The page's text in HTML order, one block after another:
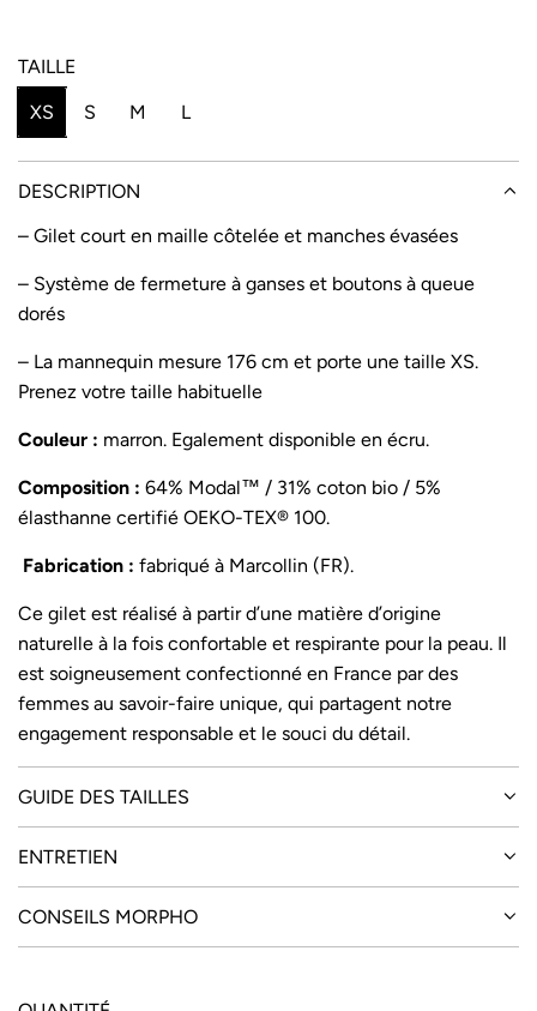
i
e
n
s
o
l
d
e
i
r
é
g
u
l
i
e
r
TAILLE
XS
S M L
DESCRIPTION
– Gilet court en maille côtelée et manches évasées
– Système de fermeture à ganses et boutons à queue
dorés
– La mannequin mesure 176 cm et porte une taille XS.
Prenez votre taille habituelle
Couleur : marron. Egalement disponible en écru.
Composition : 64% Modal™ / 31% coton bio / 5%
élasthanne certifié OEKO-TEX® 100.
Fabrication : fabriqué à Marcollin (FR).
Ce gilet est réalisé à partir d’une matière d’origine
naturelle à la fois confortable et respirante pour la peau. Il
est soigneusement confectionné en France par des
femmes au savoir-faire unique, qui partagent notre
engagement responsable et le souci du détail.
GUIDE DES TAILLES
ENTRETIEN
CONSEILS MORPHO